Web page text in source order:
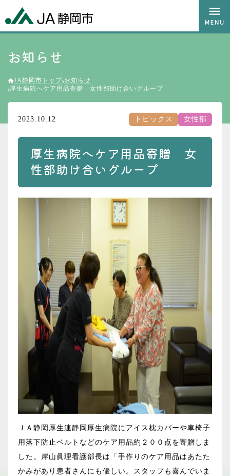
お知らせ
JA静岡市トップ お知らせ
厚生病院へケア用品寄贈 女性部助け合いグループ
2023.10.12 トピックス 女性部
厚生病院へケア用品寄贈 女
性部助け合いグループ
ＪＡ静岡厚生連静岡厚生病院にアイス枕カバーや車椅子
用落下防止ベルトなどのケア用品約２００点を寄贈しま
した。岸山眞理看護部長は「手作りのケア用品はあたた
かみがあり患者さんにも優しい。スタッフも喜んでいま